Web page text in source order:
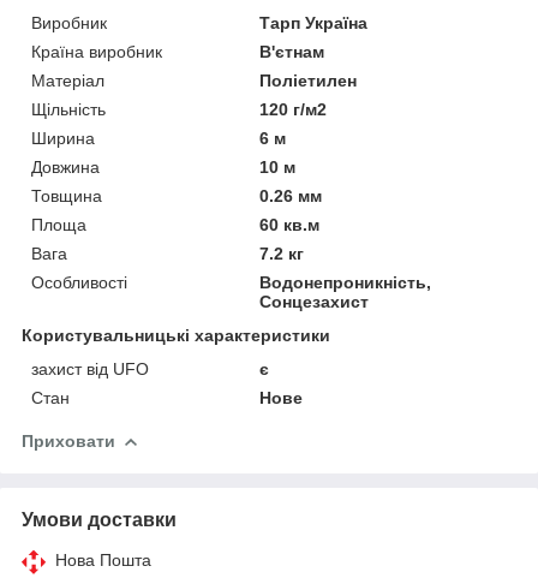
Виробник
Тарп Україна
Країна виробник
В'єтнам
Матеріал
Поліетилен
Щільність
120 г/м2
Ширина
6 м
Довжина
10 м
Товщина
0.26 мм
Площа
60 кв.м
Вага
7.2 кг
Особливості
Водонепроникність,
Сонцезахист
Користувальницькі характеристики
захист від UFO
є
Стан
Нове
Приховати
Умови доставки
Нова Пошта